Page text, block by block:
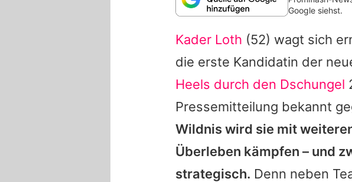
Google siehst.
Kader Loth (52) wagt sich
die erste Kandidatin der
Heels durch den Dschungel
Pressemitteilung bekannt
Wildnis wird sie mit
Überleben kämpfen – und
strategisch. Denn neben